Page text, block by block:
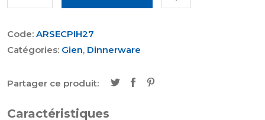
Code: ARSECPIH27
Catégories: Gien, Dinnerware
Partager ce produit:
Caractéristiques